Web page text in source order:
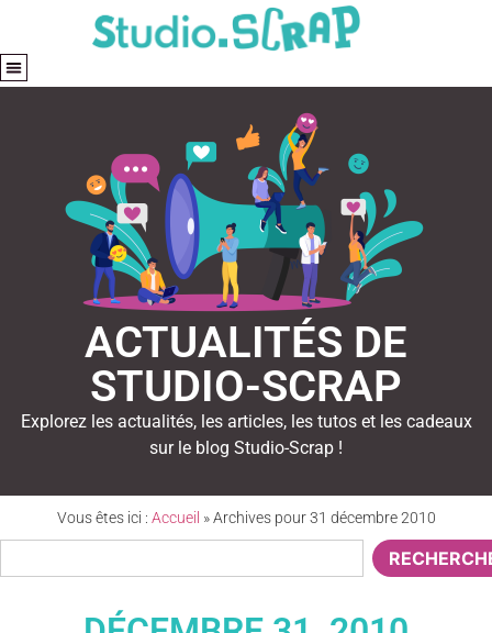
ACTUALITÉS DE
STUDIO-SCRAP
Explorez les actualités, les articles, les tutos et les cadeaux
sur le blog Studio-Scrap !
Vous êtes ici : Accueil »Archives pour 31 décembre 2010